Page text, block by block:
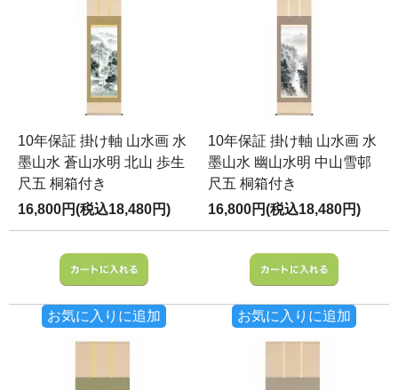
10年保証 掛け軸 山水画 水
墨山水 蒼山水明 北山 歩生
尺五 桐箱付き
16,800円(税込18,480円)
お気に入りに追加
10年保証 掛け軸 山水画 水
墨山水 幽山水明 中山雪邨
尺五 桐箱付き
16,800円(税込18,480円)
お気に入りに追加